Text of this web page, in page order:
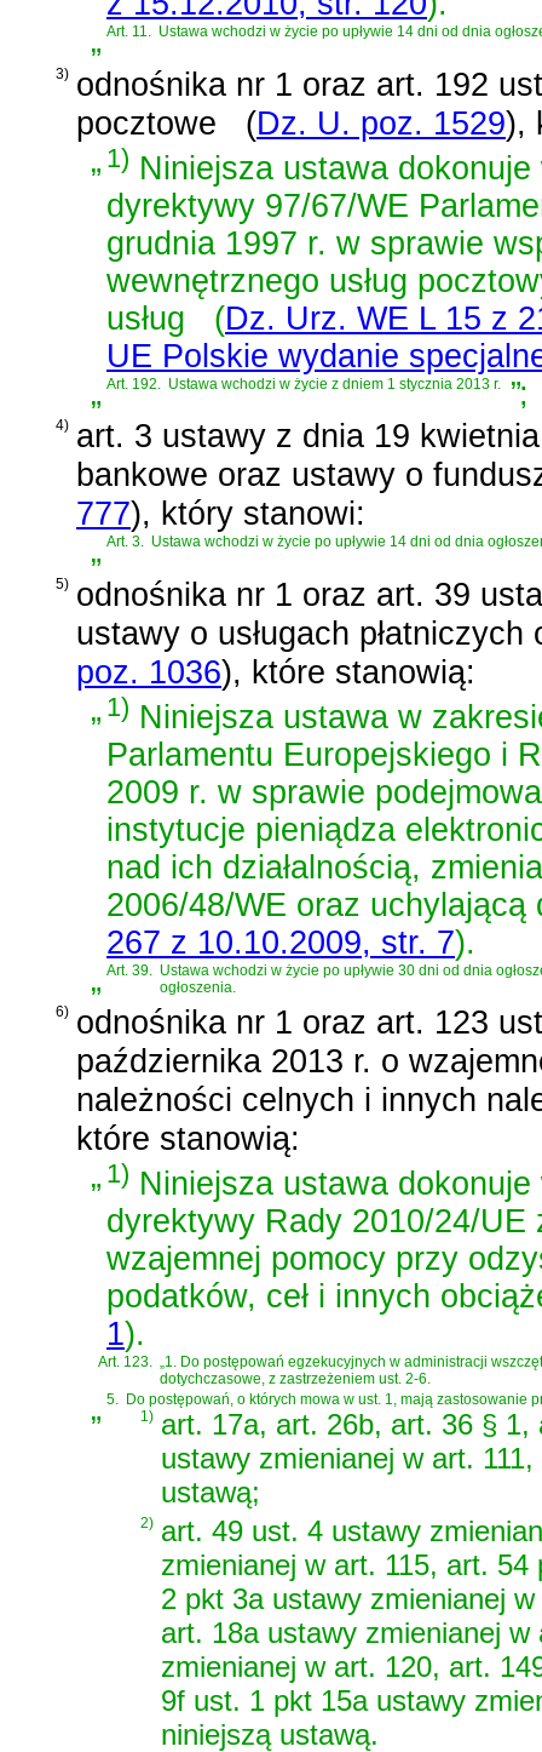
„Art. 11. Ustawa wchodzi w życie po upływie 14 dni od dnia
3) odnośnika nr 1 oraz art. 192
pocztowe
(Dz. U. poz. 1529),
„1) Niniejsza ustawa
dyrektywy 97/67/WE
grudnia 1997 r. w sprawie
wewnętrznego usług
usług
(Dz. Urz. WE L 15 z
UE Polskie wydanie
„Art. 192. Ustawa wchodzi w życie z dniem 1 stycznia 2013 r. ”
;
4) art. 3 ustawy z dnia 19
bankowe oraz ustawy o
777), który stanowi:
„Art. 3. Ustawa wchodzi w życie po upływie 14 dni od dnia
5) odnośnika nr 1 oraz art. 39
ustawy o usługach
poz. 1036), które stanowią:
„1) Niniejsza ustawa w
Parlamentu Europejskiego i
2009 r. w sprawie
instytucje pieniądza
nad ich działalnością,
2006/48/WE oraz
267 z 10.10.2009, str. 7).
„Art. 39. Ustawa wchodzi w życie po upływie 30 dni od dnia
ogłoszenia.
6) odnośnika nr 1 oraz art. 123
października 2013 r. o
należności celnych i innych
które stanowią:
„1) Niniejsza ustawa
dyrektywy Rady 2010/24/
wzajemnej pomocy przy
podatków, ceł i innych
1).
Art. 123. „1. Do postępowań egzekucyjnych w administracji
dotychczasowe, z zastrzeżeniem ust. 2-6.
„5. Do postępowań, o których mowa w ust. 1, mają zastosowanie
1) art. 17a, art. 26b, art. 36 §
ustawy zmienianej w art.
ustawą;
2) art. 49 ust. 4 ustawy
zmienianej w art. 115, art.
2 pkt 3a ustawy zmienianej
art. 18a ustawy zmienianej
zmienianej w art. 120, art.
9f ust. 1 pkt 15a ustawy
niniejszą ustawą.